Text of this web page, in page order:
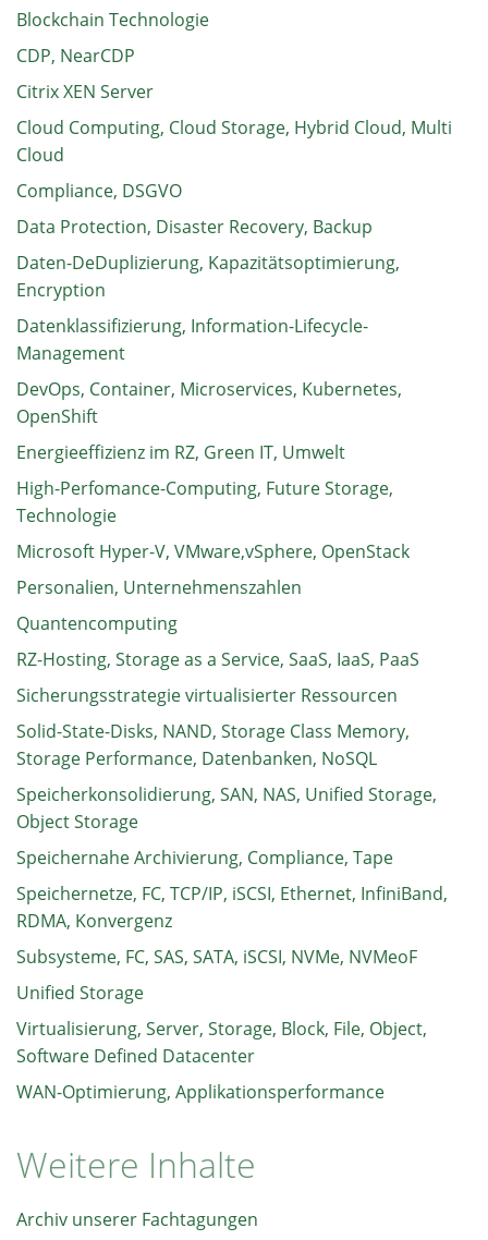
Blockchain Technologie
CDP, NearCDP
Citrix XEN Server
Cloud Computing, Cloud Storage, Hybrid Cloud, Multi
Cloud
Compliance, DSGVO
Data Protection, Disaster Recovery, Backup
Daten-DeDuplizierung, Kapazitätsoptimierung,
Encryption
Datenklassifizierung, Information-Lifecycle-
Management
DevOps, Container, Microservices, Kubernetes,
OpenShift
Energieeffizienz im RZ, Green IT, Umwelt
High-Perfomance-Computing, Future Storage,
Technologie
Microsoft Hyper-V, VMware,vSphere, OpenStack
Personalien, Unternehmenszahlen
Quantencomputing
RZ-Hosting, Storage as a Service, SaaS, IaaS, PaaS
Sicherungsstrategie virtualisierter Ressourcen
Solid-State-Disks, NAND, Storage Class Memory,
Storage Performance, Datenbanken, NoSQL
Speicherkonsolidierung, SAN, NAS, Unified Storage,
Object Storage
Speichernahe Archivierung, Compliance, Tape
Speichernetze, FC, TCP/IP, iSCSI, Ethernet, InfiniBand,
RDMA, Konvergenz
Subsysteme, FC, SAS, SATA, iSCSI, NVMe, NVMeoF
Unified Storage
Virtualisierung, Server, Storage, Block, File, Object,
Software Defined Datacenter
WAN-Optimierung, Applikationsperformance
Weitere Inhalte
Archiv unserer Fachtagungen